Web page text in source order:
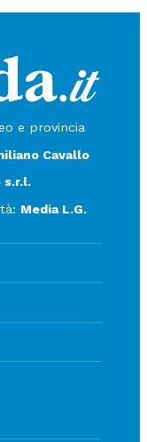
e provincia
Cavallo
s.r.l.
Media L.G.